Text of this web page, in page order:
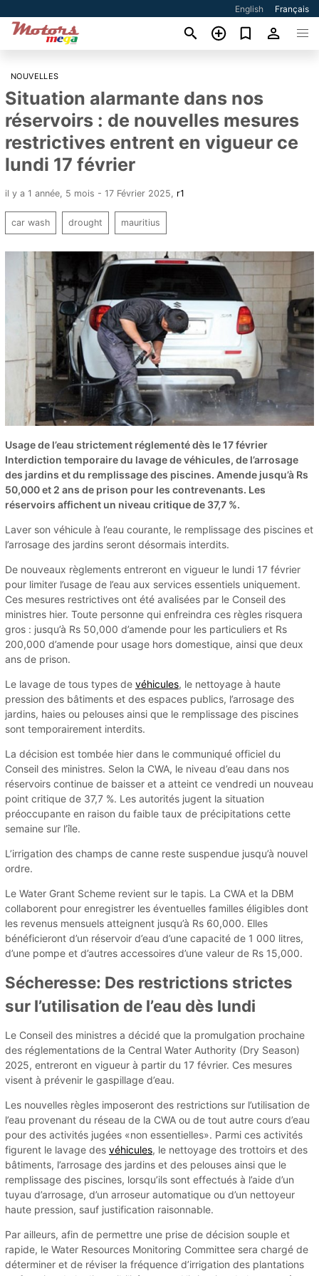
English Français
NOUVELLES
Situation alarmante dans nos
réservoirs : de nouvelles mesures
restrictives entrent en vigueur ce
lundi 17 février
il y a 1 année, 5 mois - 17 Février 2025 r1
car wash drought mauritius
Usage de l’eau strictement réglementé dès le 17 février
Interdiction temporaire du lavage de véhicules, de l’arrosage
des jardins et du remplissage des piscines. Amende jusqu’à Rs
50,000 et 2 ans de prison pour les contrevenants. Les
réservoirs affichent un niveau critique de 37,7 %.
Laver son véhicule à l’eau courante, le remplissage des piscines et
l’arrosage des jardins seront désormais interdits.
De nouveaux règlements entreront en vigueur le lundi 17 février
pour limiter l’usage de l’eau aux services essentiels uniquement.
Ces mesures restrictives ont été avalisées par le Conseil des
ministres hier. Toute personne qui enfreindra ces règles risquera
gros : jusqu’à Rs 50,000 d’amende pour les particuliers et Rs
200,000 d’amende pour usage hors domestique, ainsi que deux
ans de prison.
Le lavage de tous types de véhicules, le nettoyage à haute
pression des bâtiments et des espaces publics, l’arrosage des
jardins, haies ou pelouses ainsi que le remplissage des piscines
sont temporairement interdits.
La décision est tombée hier dans le communiqué officiel du
Conseil des ministres. Selon la CWA, le niveau d’eau dans nos
réservoirs continue de baisser et a atteint ce vendredi un nouveau
point critique de 37,7 %. Les autorités jugent la situation
préoccupante en raison du faible taux de précipitations cette
semaine sur l’île.
L’irrigation des champs de canne reste suspendue jusqu’à nouvel
ordre.
Le Water Grant Scheme revient sur le tapis. La CWA et la DBM
collaborent pour enregistrer les éventuelles familles éligibles dont
les revenus mensuels atteignent jusqu’à Rs 60,000. Elles
bénéficieront d’un réservoir d’eau d’une capacité de 1 000 litres,
d’une pompe et d’autres accessoires d’une valeur de Rs 15,000.
Sécheresse: Des restrictions strictes
sur l’utilisation de l’eau dès lundi
Le Conseil des ministres a décidé que la promulgation prochaine
des réglementations de la Central Water Authority (Dry Season)
2025, entreront en vigueur à partir du 17 février. Ces mesures
visent à prévenir le gaspillage d’eau.
Les nouvelles règles imposeront des restrictions sur l’utilisation de
l’eau provenant du réseau de la CWA ou de tout autre cours d’eau
pour des activités jugées «non essentielles». Parmi ces activités
figurent le lavage des véhicules, le nettoyage des trottoirs et des
bâtiments, l’arrosage des jardins et des pelouses ainsi que le
remplissage des piscines, lorsqu’ils sont effectués à l’aide d’un
tuyau d’arrosage, d’un arroseur automatique ou d’un nettoyeur
haute pression, sauf justification raisonnable.
Par ailleurs, afin de permettre une prise de décision souple et
rapide, le Water Resources Monitoring Committee sera chargé de
déterminer et de réviser la fréquence d’irrigation des plantations